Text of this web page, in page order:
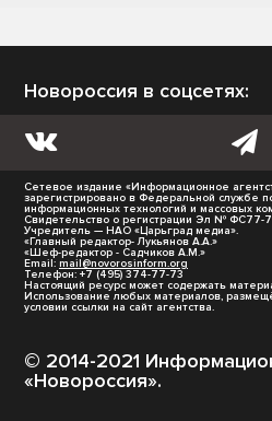
Новороссия в соцсетях:
Сетевое издание «Информационное
зарегистрировано в Федеральной службе
информационных технологий и массовых
Свидетельство о регистрации Эл № ФС77-
Учредитель — НАО «Царьград медиа».
«Главный редактор- Лукьянов А.А.»
«Шеф-редактор - Садчиков А.М.»
Email: mail@novorosinform.org
Телефон: +7 (495) 374-77-73
Настоящий ресурс может содержать
Использование любых материалов,
условии ссылки на сайт агентства.
© 2014-2021
«Новороссия».